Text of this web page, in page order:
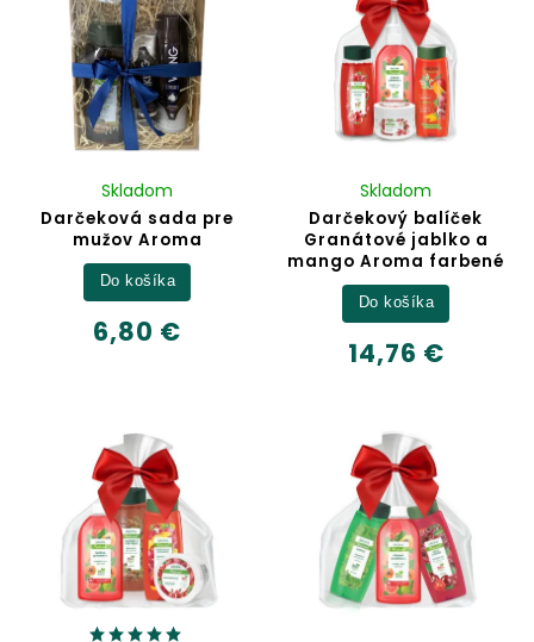
Najpredávanejšie
Abecedne
Darčeková sada pre
mužov Aroma
Skladom
6,80 €
Do košíka
Darčekový balíček
Granátové jablko a
mango Aroma farbené
Skladom
14,76 €
Do košíka